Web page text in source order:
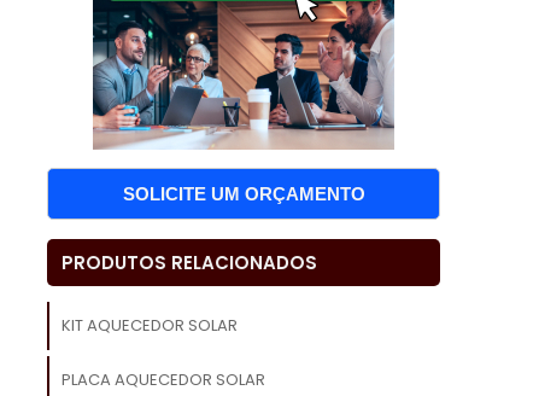
SOLICITE UM ORÇAMENTO
PRODUTOS RELACIONADOS
KIT AQUECEDOR SOLAR
PLACA AQUECEDOR SOLAR